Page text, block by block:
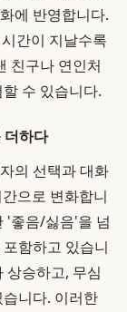
에 반영합니다.
간이 지날수록
친구나 연인처
수 있습니다.
더하다
의 선택과 대화
으로 변화합니
'좋음/싫음'을 넘
함하고 있습니
상승하고, 무심
니다. 이러한